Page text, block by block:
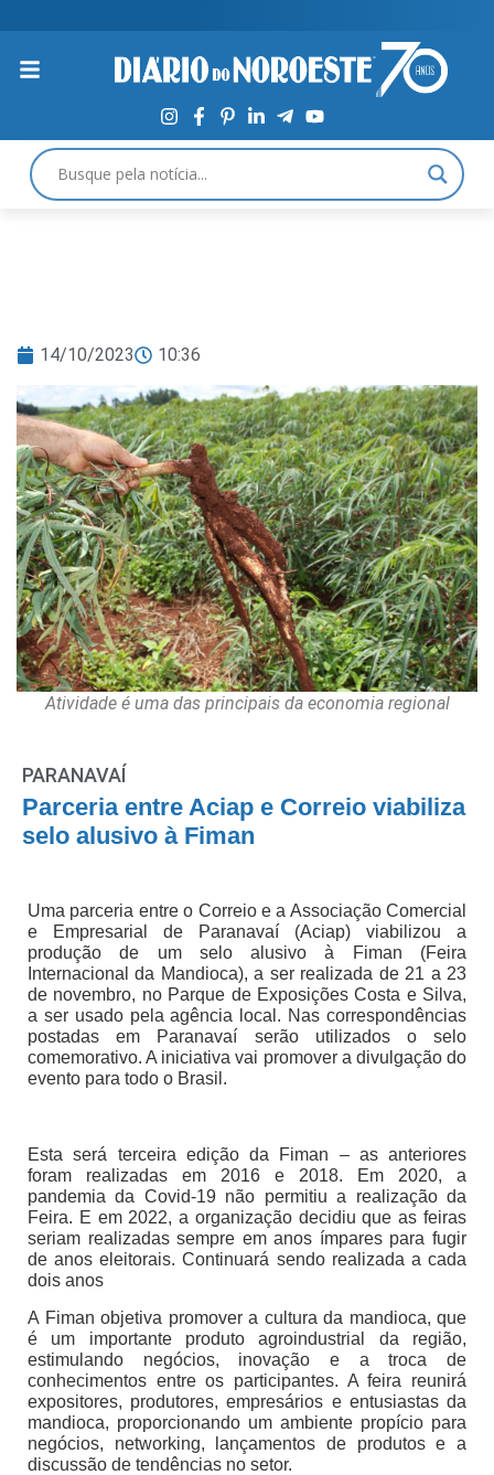
14/10/2023 10:36
Atividade é uma das principais da economia regional
PARANAVAÍ
Parceria entre Aciap e Correio viabiliza
selo alusivo à Fiman
Uma parceria entre o Correio e a Associação Comercial
e Empresarial de Paranavaí (Aciap) viabilizou a
produção de um selo alusivo à Fiman (Feira
Internacional da Mandioca), a ser realizada de 21 a 23
de novembro, no Parque de Exposições Costa e Silva,
a ser usado pela agência local. Nas correspondências
postadas em Paranavaí serão utilizados o selo
comemorativo. A iniciativa vai promover a divulgação do
evento para todo o Brasil.
Esta será terceira edição da Fiman – as anteriores
foram realizadas em 2016 e 2018. Em 2020, a
pandemia da Covid-19 não permitiu a realização da
Feira. E em 2022, a organização decidiu que as feiras
seriam realizadas sempre em anos ímpares para fugir
de anos eleitorais. Continuará sendo realizada a cada
dois anos
A Fiman objetiva promover a cultura da mandioca, que
é um importante produto agroindustrial da região,
estimulando negócios, inovação e a troca de
conhecimentos entre os participantes. A feira reunirá
expositores, produtores, empresários e entusiastas da
mandioca, proporcionando um ambiente propício para
negócios, networking, lançamentos de produtos e a
discussão de tendências no setor.